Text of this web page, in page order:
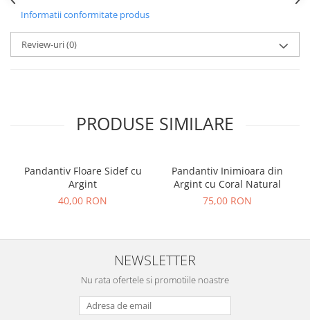
Informatii conformitate produs
Review-uri(0)
PRODUSE SIMILARE
Pandantiv Floare Sidef cu
Argint
40,00 RON
Pandantiv Inimioara din
Argint cu Coral Natural
75,00 RON
NEWSLETTER
Nu rata ofertele si promotiile noastre